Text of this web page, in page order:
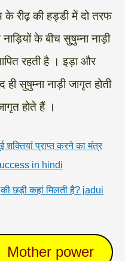
रीढ़ की हड्डी में दो तरफ
के बीच सुषुम्ना नाड़ी
रहती है । इड़ा और
सुषुम्ना नाड़ी जागृत होती
होते हैं ।
शक्तियां प्राप्त करने का मंत्र
in hindi
छड़ी कहां मिलती है? jadui
Mother power